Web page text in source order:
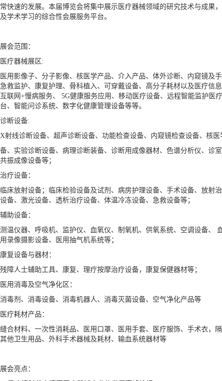
常快速的发展。本届博览会将集中展示医疗器械领域的研究技术与成果
及学术学习的综合性会展服务平台。
展会范围：
医疗器械展区:
医用影像子、分子影像、核医学产品、介入产品、体外诊断、内窥镜及
急救监护、康复护理、骨科植入、可穿戴设备、高分子耗材以及医疗信
互联网+慢病服务、 5G健康服务应用、移动医疗设备、远程智能监护医
台、智能问诊系统、数字化健康管理设备等等。
诊断设备:
X射线诊断设备、超声诊断设备、功能检查设备、内窥镜检查设备、核医
备、实验诊断设备、病理诊断装备、诊断用成像器材、色谱分析仪、诊
共振成像设备等；
治疗设备：
临床放射设备；临床检验设备及试剂、病房护理设备、手术设备、放射
设备、激光设备、透析治疗设备、体温冷冻设备、急救设备等；
辅助设备：
测温仪器、呼吸机、监护仪、血氧仪、制氧机、供氧系统、空调设备、
用录像摄影设备、医用抽气机系统等；
康复设备与器材：
残障人士辅助工具、康复、理疗按摩治疗设备，康复保健器材等；
医用消毒及空气净化区：
消毒剂、消毒设备、消毒机器人、消毒灭菌设备、空气净化产品等
医疗耗材产品：
缝合材料、一次性消耗品、医用口罩、医用手套、医疗服饰、手术衣，
其他卫生用品、外科手术器械及耗材、输血系统器材等
展会亮点：